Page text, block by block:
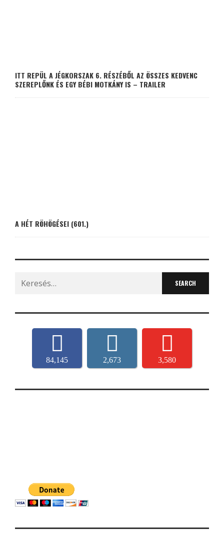
ITT REPÜL A JÉGKORSZAK 6. RÉSZÉBŐL AZ ÖSSZES KEDVENC
SZEREPLŐNK ÉS EGY BÉBI MOTKÁNY IS – TRAILER
A HÉT RÖHÖGÉSEI (601.)
Search
for:
84,145 2,673 3,580